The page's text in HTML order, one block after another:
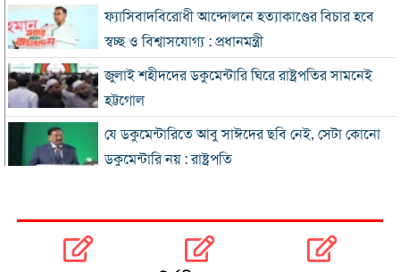
ফ্যাসিবাদবিরোধী আন্দোলনে হত্যাকাণ্ডের বিচার হবে
স্বচ্ছ ও বিশ্বাসযোগ্য : প্রধানমন্ত্রী
জুলাই শহীদদের ডকুমেন্টারি ঘিরে রাষ্ট্রপতির সামনেই
হট্টগোল
যে ডকুমেন্টারিতে আবু সাঈদের ছবি নেই, সেটা কোনো
ডকুমেন্টারি নয় : রাষ্ট্রপতি
জুলাই জাদুঘর হবে পথ দেখানোর স্থান: ইউনূস